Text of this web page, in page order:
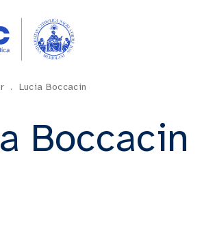
. Lucia Boccacin
Boccacin